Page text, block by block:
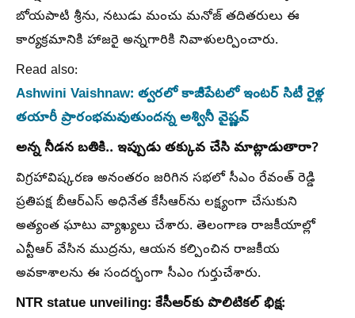
బోయపాటి శ్రీను, నటుడు మంచు మనోజ్ తదితరులు ఈ
కార్యక్రమానికి హాజరై అన్నగారికి నివాళులర్పించారు.
Read also:
Ashwini Vaishnaw: త్వరలో కాజీపేటలో ఇంటర్ సిటీ రైళ్ల
తయారీ ప్రారంభమవుతుందన్న అశ్వినీ వైష్ణవ్
అన్న నీడన బతికి.. ఇప్పుడు తక్కువ చేసి మాట్లాడుతారా?
విగ్రహావిష్కరణ అనంతరం జరిగిన సభలో సీఎం రేవంత్ రెడ్డి
ప్రతిపక్ష బీఆర్ఎస్ అధినేత కేసీఆర్‌ను లక్ష్యంగా చేసుకుని
అత్యంత ఘాటు వ్యాఖ్యలు చేశారు. తెలంగాణ రాజకీయాల్లో
ఎన్టీఆర్ వేసిన ముద్రను, ఆయన కల్పించిన రాజకీయ
అవకాశాలను ఈ సందర్భంగా సీఎం గుర్తుచేశారు.
NTR statue unveiling: కేసీఆర్‌కు పొలిటికల్ భిక్ష: